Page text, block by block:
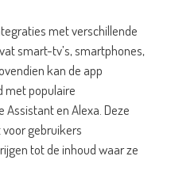
met verschillende
smart-tv’s, smartphones,
kan de app
met populaire
Assistant en Alexa. Deze
gebruikers
tot de inhoud waar ze